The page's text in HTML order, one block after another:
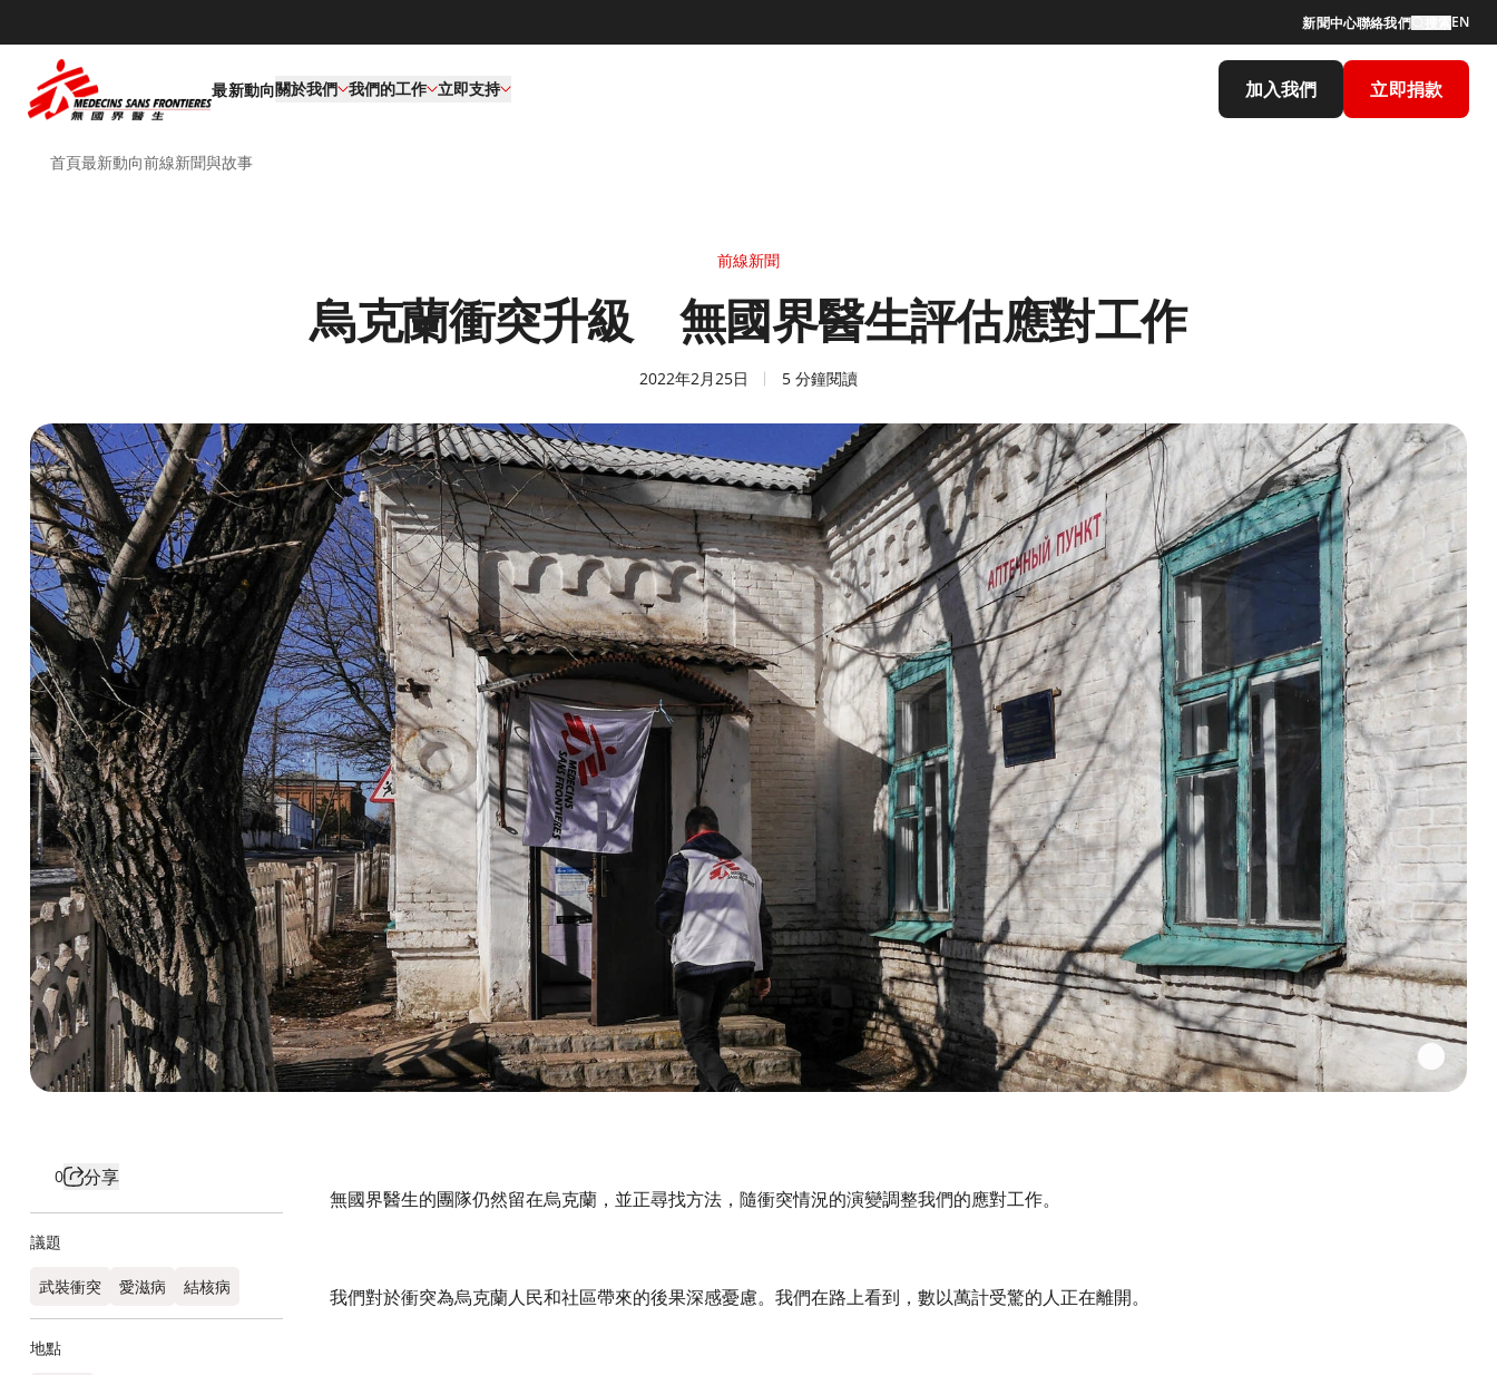
新聞中心聯絡我們 EN
最新動向關於我們 我們的工作​ 立即支持 加入我們 立即捐款
首頁最新動向前線新聞與故事
前線新聞
烏克蘭衝突升級 無國界醫生評估應對工作
2022年2月25日 5 分鐘閱讀
0 分享
議題
武裝衝突 愛滋病 結核病
地點
無國界醫生的團隊仍然留在烏克蘭，並正尋找方法，隨衝突情況的演變調整我們的應對工作。
我們對於衝突為烏克蘭人民和社區帶來的後果深感憂慮。我們在路上看到，數以萬計受驚的人正在離開。